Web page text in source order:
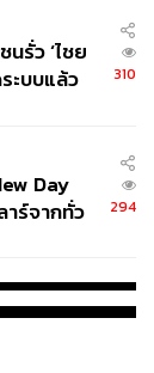
รั่ว ‘ไชย
ะบบแล้ว
310
Day
าร์จากทั่ว
294